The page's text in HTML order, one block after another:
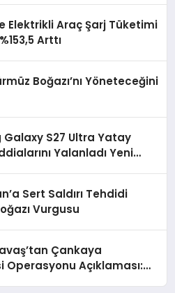
Elektrikli Araç Şarj Tüketimi
Arttı
Boğazı’nı Yöneteceğini
Galaxy S27 Ultra Yatay
Yalanladı Yeni
Sert Saldırı Tehdidi
Vurgusu
Çankaya
Operasyonu Açıklaması: